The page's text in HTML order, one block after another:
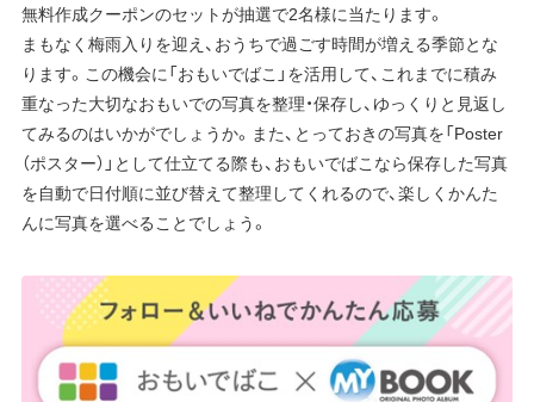
無料作成クーポンのセットが抽選で2名様に当たります。
まもなく梅雨入りを迎え、おうちで過ごす時間が増える季節とな
ります。この機会に「おもいでばこ」を活用して、これまでに積み
重なった大切なおもいでの写真を整理・保存し、ゆっくりと見返し
てみるのはいかがでしょうか。また、とっておきの写真を「Poster
（ポスター）」として仕立てる際も、おもいでばこなら保存した写真
を自動で日付順に並び替えて整理してくれるので、楽しくかんた
んに写真を選べることでしょう。